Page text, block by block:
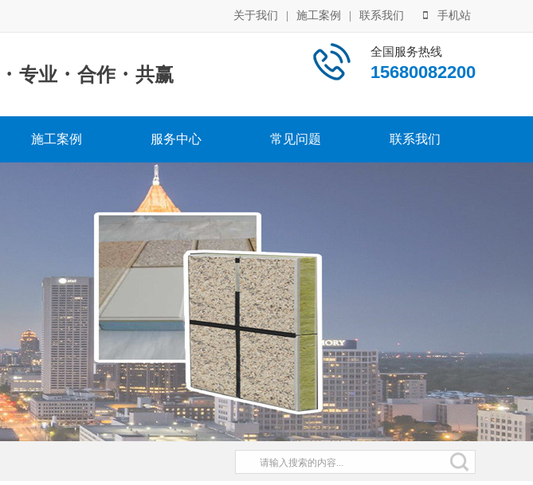
关于我们 施工案例 联系我们 手机站
· 专业 · 合作 · 共赢
全国服务热线
15680082200
施工案例 服务中心 常见问题 联系我们